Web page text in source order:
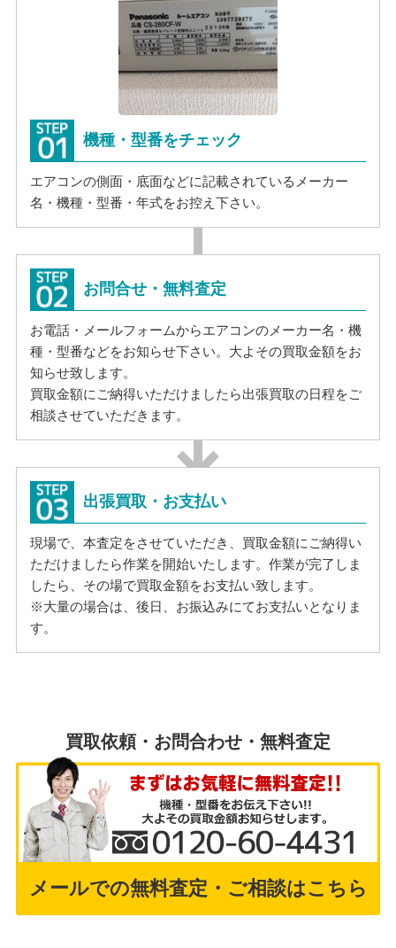
機種・型番をチェック
エアコンの側面・底面などに記載されているメーカー
名・機種・型番・年式をお控え下さい。
お問合せ・無料査定
お電話・メールフォームからエアコンのメーカー名・機
種・型番などをお知らせ下さい。大よその買取金額をお
知らせ致します。
買取金額にご納得いただけましたら出張買取の日程をご
相談させていただきます。
出張買取・お支払い
現場で、本査定をさせていただき、買取金額にご納得い
ただけましたら作業を開始いたします。作業が完了しま
したら、その場で買取金額をお支払い致します。
※大量の場合は、後日、お振込みにてお支払いとなりま
す。
買取依頼・お問合わせ・無料査定
メールでの無料査定・ご相談はこちら